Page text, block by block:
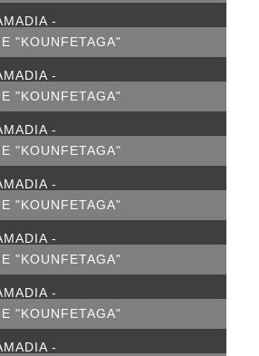
-
"KOUNFETAGA"
-
"KOUNFETAGA"
-
"KOUNFETAGA"
-
"KOUNFETAGA"
-
"KOUNFETAGA"
-
"KOUNFETAGA"
-